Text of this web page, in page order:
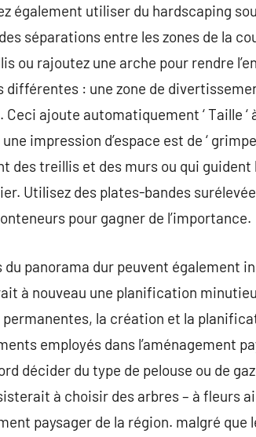
également utiliser du hardscaping
séparations entre les zones de la
ou rajoutez une arche pour rendre
différentes : une zone de
Ceci ajoute automatiquement ‘ Taille
impression d’espace est de ‘
des treillis et des murs ou qui
Utilisez des plates-bandes
pour gagner de l’importance.
du panorama dur peuvent également
à nouveau une planification
la création et la
employés dans l’aménagement
décider du type de pelouse ou de
à choisir des arbres – à fleurs
paysager de la région. malgré